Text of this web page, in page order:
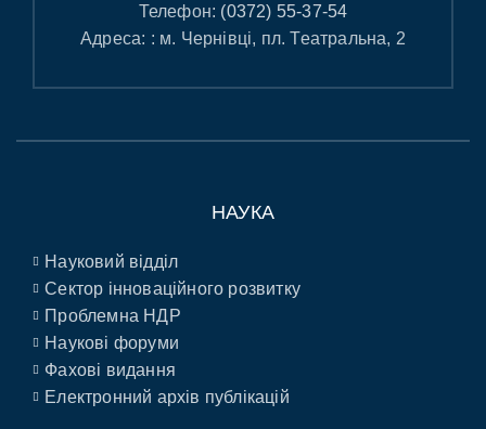
Телефон: (0372) 55-37-54
Адреса: : м. Чернівці, пл. Театральна, 2
НАУКА
Науковий відділ
Сектор інноваційного розвитку
Проблемна НДР
Наукові форуми
Фахові видання
Електронний архів публікацій